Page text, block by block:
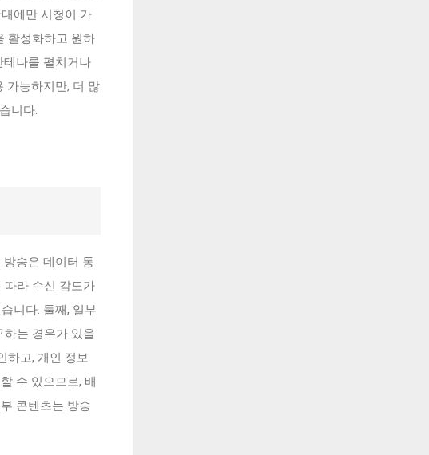
에만 시청이 가
활성화하고 원하
테나를 펼치거나
가능하지만, 더 많
니다.
방송은 데이터 통
따라 수신 감도가
니다. 둘째, 일부
하는 경우가 있을
하고, 개인 정보
수 있으므로, 배
콘텐츠는 방송